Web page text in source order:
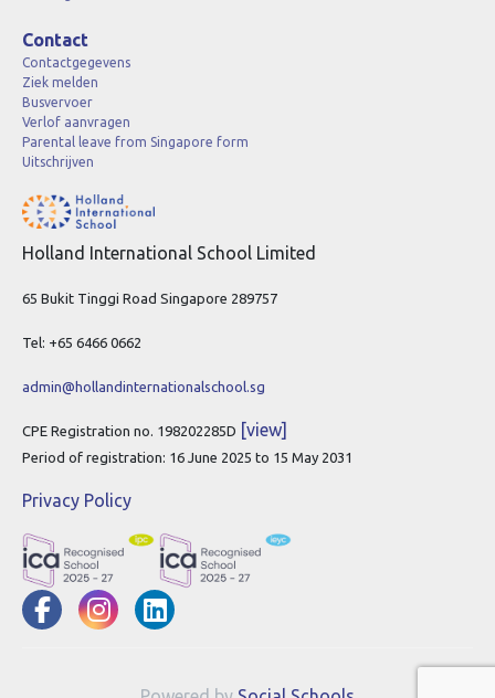
Contact
Contactgegevens
Ziek melden
Busvervoer
Verlof aanvragen
Parental leave from Singapore form
Uitschrijven
Holland International School Limited
65 Bukit Tinggi Road Singapore 289757
Tel: +65 6466 0662
admin@hollandinternationalschool.sg
CPE Registration no. 198202285D [view]
Period of registration: 16 June 2025 to 15 May 2031
Privacy Policy